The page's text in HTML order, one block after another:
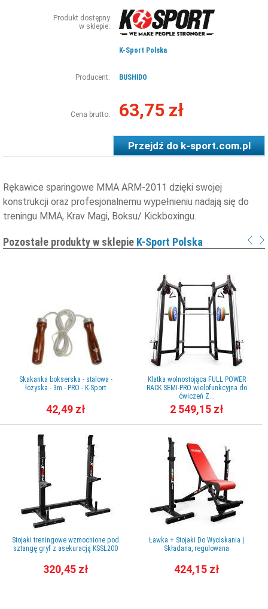
Produkt dostępny
w sklepie:
K-Sport Polska
Producent: BUSHIDO
Cena brutto: 63,75 zł
Przejdź dok-sport.com.pl
Rękawice sparingowe MMA ARM-2011 dzięki swojej
konstrukcji oraz profesjonalnemu wypełnieniu nadają się do
treningu MMA, Krav Magi, Boksu/ Kickboxingu.
Pozostałe produkty w sklepie K-Sport Polska
Skakanka bokserska - stalowa -
łożyska - 3m - PRO - K-Sport
42,49 zł
Stojaki treningowe wzmocnione pod
sztangę gryf z asekuracją KSSL200
320,45 zł
Klatka wolnostojąca FULL POWER
RACK SEMI-PRO wielofunkcyjna do
ćwiczeń Z...
2 549,15 zł
Ławka + Stojaki Do Wyciskania |
Składana, regulowana
424,15 zł